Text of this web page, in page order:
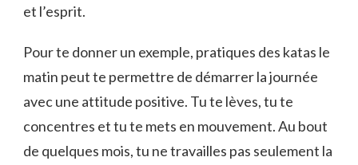
et l’esprit.
Pour te donner un exemple, pratiques des katas le
matin peut te permettre de démarrer la journée
avec une attitude positive. Tu te lèves, tu te
concentres et tu te mets en mouvement. Au bout
de quelques mois, tu ne travailles pas seulement la